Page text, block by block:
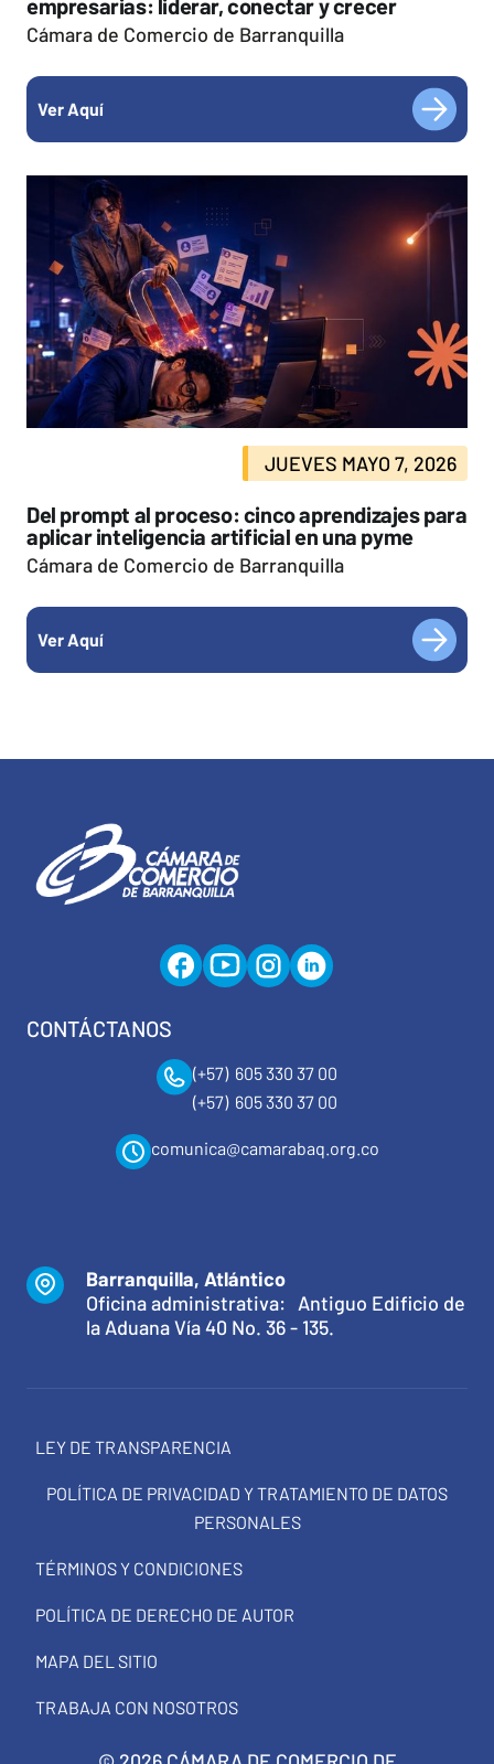
Cámara de Comercio de Barranquilla
Ver Aquí
JUEVES MAYO 7, 2026
Del prompt al proceso: cinco aprendizajes para
aplicar inteligencia artificial en una pyme
Cámara de Comercio de Barranquilla
Ver Aquí
CONTÁCTANOS
(+57) 605 330 37 00
(+57) 605 330 37 00
comunica@camarabaq.org.co
Barranquilla, Atlántico
Oficina administrativa: Antiguo Edificio de
la Aduana Vía 40 No. 36 - 135.
LEY DE TRANSPARENCIA
POLÍTICA DE PRIVACIDAD Y TRATAMIENTO DE DATOS
PERSONALES
TÉRMINOS Y CONDICIONES
POLÍTICA DE DERECHO DE AUTOR
MAPA DEL SITIO
TRABAJA CON NOSOTROS